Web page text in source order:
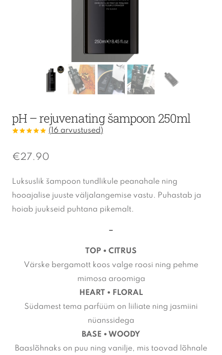
pH – rejuvenating šampoon 250ml
kliendi
hinnangu
( 16 arvustused)
€27.90
Luksuslik šampoon tundlikule peanahale ning
hooajalise juuste väljalangemise vastu. Puhastab ja
hoiab juukseid puhtana pikemalt.
–
TOP • CITRUS
Värske bergamott koos valge roosi ning pehme
mimosa aroomiga
HEART • FLORAL
Südamest tema parfüüm on liiliate ning jasmiini
nüanssidega
BASE • WOODY
Baaslõhnaks on puu ning vanilje, mis toovad lõhnale